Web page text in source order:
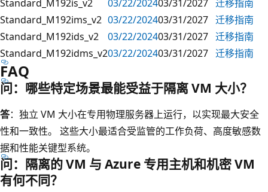
Standard_M192is_v2
03/22/202403/31/2027 迁移指南
Standard_M192ims_v2 03/22/202403/31/2027 迁移指南
Standard_M192ids_v2
03/22/202403/31/2027 迁移指南
Standard_M192idms_v203/22/202403/31/2027 迁移指南
FAQ
问：哪些特定场景最能受益于隔离 VM 大小？
答：独立 VM 大小在专用物理服务器上运行，以实现最大安全
性和一致性。 这些大小最适合受监管的工作负荷、高度敏感数
据和性能关键型系统。
问：隔离的 VM 与 Azure 专用主机和机密 VM
有何不同？